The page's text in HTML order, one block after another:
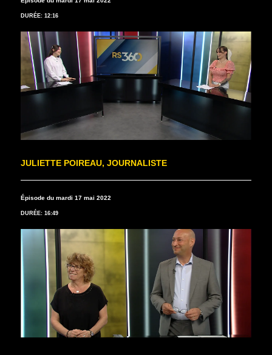
DURÉE: 12:16
JULIETTE POIREAU, JOURNALISTE
Épisode du mardi 17 mai 2022
DURÉE: 16:49